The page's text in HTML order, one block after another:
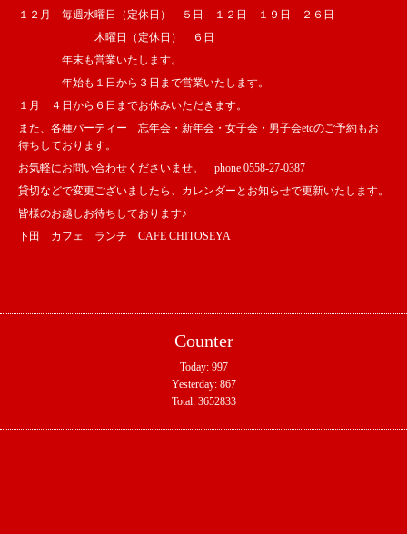
１２月 毎週水曜日（定休日） ５日 １２日 １９日 ２６日
木曜日（定休日） ６日
年末も営業いたします。
年始も１日から３日まで営業いたします。
１月 ４日から６日までお休みいただきます。
また、各種パーティー 忘年会・新年会・女子会・男子会etcのご予約もお
待ちしております。
お気軽にお問い合わせくださいませ。 phone 0558-27-0387
貸切などで変更ございましたら、カレンダーとお知らせで更新いたします。
皆様のお越しお待ちしております♪
下田 カフェ ランチ CAFE CHITOSEYA
Counter
Today: 997
Yesterday: 867
Total: 3652833